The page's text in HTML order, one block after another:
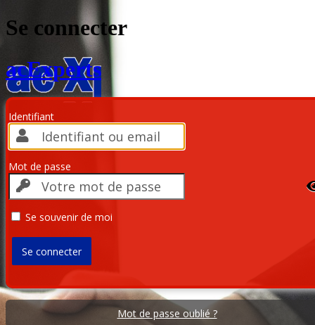
Se connecter
acExperts
Identifiant
Mot de passe
Se souvenir de moi
Mot de passe oublié ?